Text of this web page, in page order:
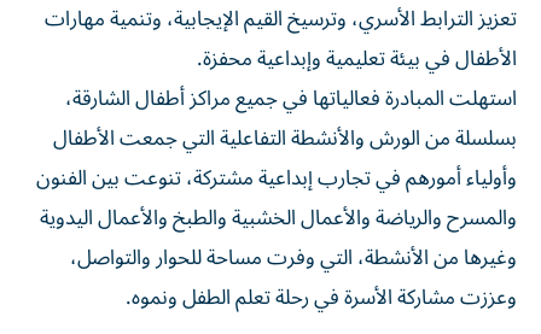
تعزيز الترابط الأسري، وترسيخ القيم الإيجابية، وتنمية مهارات
الأطفال في بيئة تعليمية وإبداعية محفزة.
استهلت المبادرة فعالياتها في جميع مراكز أطفال الشارقة،
بسلسلة من الورش والأنشطة التفاعلية التي جمعت الأطفال
وأولياء أمورهم في تجارب إبداعية مشتركة، تنوعت بين الفنون
والمسرح والرياضة والأعمال الخشبية والطبخ والأعمال اليدوية
وغيرها من الأنشطة، التي وفرت مساحة للحوار والتواصل،
وعززت مشاركة الأسرة في رحلة تعلم الطفل ونموه.